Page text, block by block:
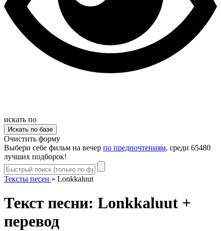
искать по
Очистить форму
Выбери себе фильм на вечер по предпочтениям, среди 65480
лучших подборок!
Тексты песен » Lonkkaluut
Текст песни: Lonkkaluut +
перевод